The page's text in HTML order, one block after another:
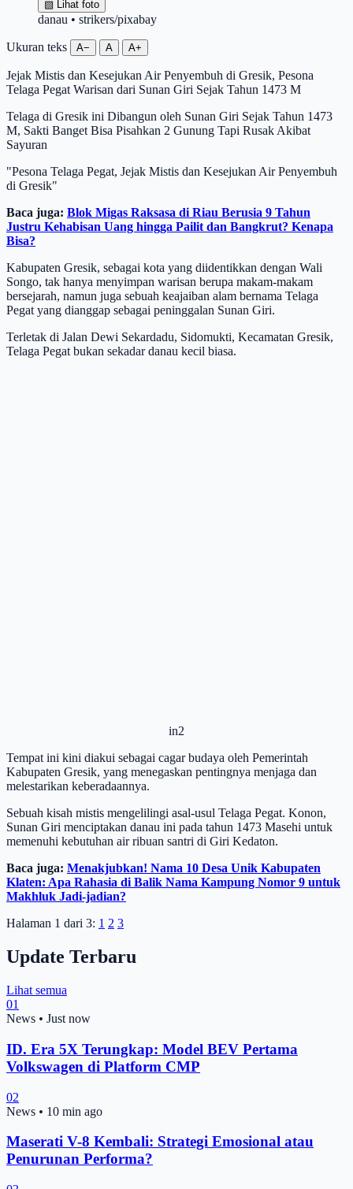
▧ Lihat foto
danau • strikers/pixabay
Ukuran teks A− A A+
Jejak Mistis dan Kesejukan Air Penyembuh di Gresik, Pesona
Telaga Pegat Warisan dari Sunan Giri Sejak Tahun 1473 M
Telaga di Gresik ini Dibangun oleh Sunan Giri Sejak Tahun 1473
M, Sakti Banget Bisa Pisahkan 2 Gunung Tapi Rusak Akibat
Sayuran
"Pesona Telaga Pegat, Jejak Mistis dan Kesejukan Air Penyembuh
di Gresik"
Baca juga: Blok Migas Raksasa di Riau Berusia 9 Tahun
Justru Kehabisan Uang hingga Pailit dan Bangkrut? Kenapa
Bisa?
Kabupaten Gresik, sebagai kota yang diidentikkan dengan Wali
Songo, tak hanya menyimpan warisan berupa makam-makam
bersejarah, namun juga sebuah keajaiban alam bernama Telaga
Pegat yang dianggap sebagai peninggalan Sunan Giri.
Terletak di Jalan Dewi Sekardadu, Sidomukti, Kecamatan Gresik,
Telaga Pegat bukan sekadar danau kecil biasa.
in2
Tempat ini kini diakui sebagai cagar budaya oleh Pemerintah
Kabupaten Gresik, yang menegaskan pentingnya menjaga dan
melestarikan keberadaannya.
Sebuah kisah mistis mengelilingi asal-usul Telaga Pegat. Konon,
Sunan Giri menciptakan danau ini pada tahun 1473 Masehi untuk
memenuhi kebutuhan air ribuan santri di Giri Kedaton.
Baca juga: Menakjubkan! Nama 10 Desa Unik Kabupaten
Klaten: Apa Rahasia di Balik Nama Kampung Nomor 9 untuk
Makhluk Jadi-jadian?
Halaman 1 dari 3: 1 2 3
Update Terbaru
Lihat semua
01
News • Just now
ID. Era 5X Terungkap: Model BEV Pertama
Volkswagen di Platform CMP
02
News • 10 min ago
Maserati V-8 Kembali: Strategi Emosional atau
Penurunan Performa?